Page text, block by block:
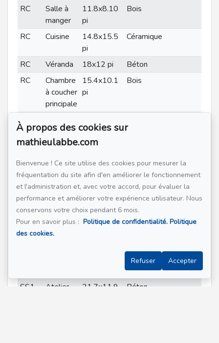
RC
Salle à
manger
11.8x8.10
pi
Bois
RC Cuisine
14.8x15.5
pi
Céramique
RC Véranda 18x12 pi
Béton
RC
Chambre
à coucher
principale
15.4x10.1
pi
Bois
RC
à coucher (irrégulier)
RC
Salle de
bains
8.2x5.1 pi
SS1
Hall
d'entrée
14x14 pi
(irrégulier)
Bois
SS1
Salle
familiale
20x14 pi
(irrégulier)
Bois
SS1
Chambre
Céramique
SS1 Atelier
21.7x11.9
Béton
À propos des cookies sur
mathieulabbe.com
Bienvenue ! Ce site utilise des cookies pour mesurer la
fréquentation du site afin d'en améliorer le fonctionnement
et l'administration et, avec votre accord, pour évaluer la
performance et améliorer votre expérience utilisateur. Nous
conservons votre choix pendant 6 mois.
Pour en savoir plus : Politique de confidentialité. Politique
des cookies.
Refuser Accepter